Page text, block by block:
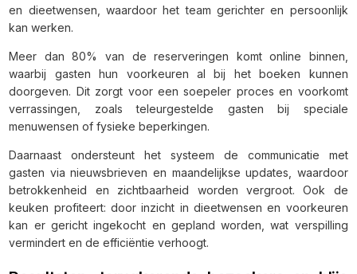
en dieetwensen, waardoor het team gerichter en persoonlijk
kan werken.
Meer dan 80% van de reserveringen komt online binnen,
waarbij gasten hun voorkeuren al bij het boeken kunnen
doorgeven. Dit zorgt voor een soepeler proces en voorkomt
verrassingen, zoals teleurgestelde gasten bij speciale
menuwensen of fysieke beperkingen.
Daarnaast ondersteunt het systeem de communicatie met
gasten via nieuwsbrieven en maandelijkse updates, waardoor
betrokkenheid en zichtbaarheid worden vergroot. Ook de
keuken profiteert: door inzicht in dieetwensen en voorkeuren
kan er gericht ingekocht en gepland worden, wat verspilling
vermindert en de efficiëntie verhoogt.